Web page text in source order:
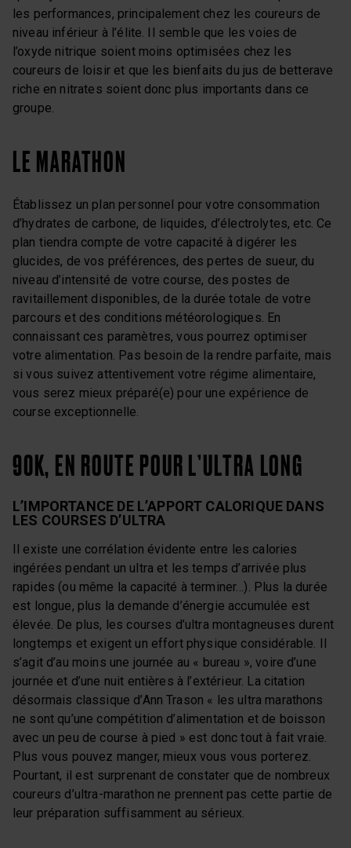
les performances, principalement chez les coureurs de
niveau inférieur à l’élite. Il semble que les voies de
l’oxyde nitrique soient moins optimisées chez les
coureurs de loisir et que les bienfaits du jus de betterave
riche en nitrates soient donc plus importants dans ce
groupe.
LE MARATHON
Établissez un plan personnel pour votre consommation
d’hydrates de carbone, de liquides, d’électrolytes, etc. Ce
plan tiendra compte de votre capacité à digérer les
glucides, de vos préférences, des pertes de sueur, du
niveau d’intensité de votre course, des postes de
ravitaillement disponibles, de la durée totale de votre
parcours et des conditions météorologiques. En
connaissant ces paramètres, vous pourrez optimiser
votre alimentation. Pas besoin de la rendre parfaite, mais
si vous suivez attentivement votre régime alimentaire,
vous serez mieux préparé(e) pour une expérience de
course exceptionnelle.
90K, EN ROUTE POUR L’ULTRA LONG
L’IMPORTANCE DE L’APPORT CALORIQUE DANS
LES COURSES D’ULTRA
Il existe une corrélation évidente entre les calories
ingérées pendant un ultra et les temps d’arrivée plus
rapides (ou même la capacité à terminer…). Plus la durée
est longue, plus la demande d’énergie accumulée est
élevée. De plus, les courses d’ultra montagneuses durent
longtemps et exigent un effort physique considérable. Il
s’agit d’au moins une journée au « bureau », voire d’une
journée et d’une nuit entières à l’extérieur. La citation
désormais classique d’Ann Trason « les ultra marathons
ne sont qu’une compétition d’alimentation et de boisson
avec un peu de course à pied » est donc tout à fait vraie.
Plus vous pouvez manger, mieux vous vous porterez.
Pourtant, il est surprenant de constater que de nombreux
coureurs d’ultra-marathon ne prennent pas cette partie de
leur préparation suffisamment au sérieux.